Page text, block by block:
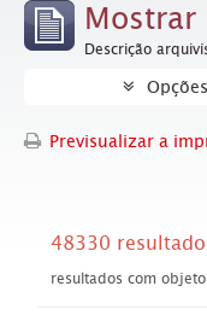
Descrição
Previsualizar a
48330
resultados com